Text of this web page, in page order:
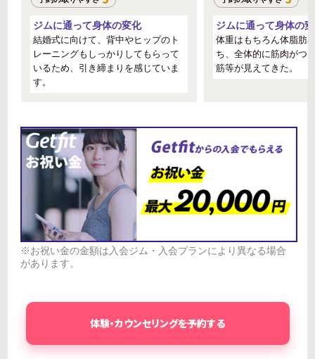
ジムに通って身体の変化
結婚式に向けて、背中やヒップのト
レーニングもしっかりしてもらって
いるため、引き締まりを感じていま
す。
ジムに通って身体の
体重はもちろん体脂肪
ち、全体的に筋肉がつ
筋等が見えてきた。
※お祝い金の金額は入会ジム・入会プランにより異なる場合
があります。
体験・カウンセリングを予約する